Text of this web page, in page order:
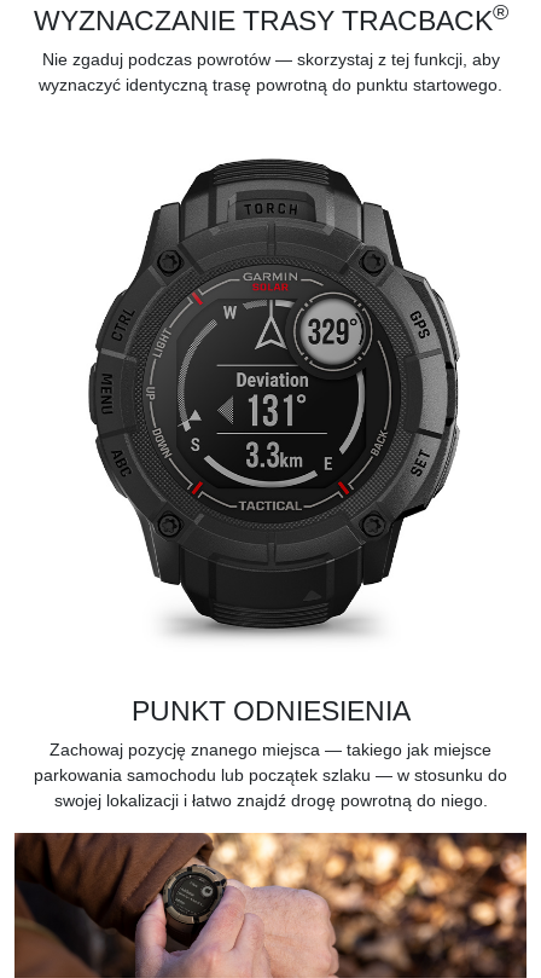
WYZNACZANIE TRASY TRACBACK®
Nie zgaduj podczas powrotów — skorzystaj z tej funkcji, aby
wyznaczyć identyczną trasę powrotną do punktu startowego.
PUNKT ODNIESIENIA
Zachowaj pozycję znanego miejsca — takiego jak miejsce
parkowania samochodu lub początek szlaku — w stosunku do
swojej lokalizacji i łatwo znajdź drogę powrotną do niego.